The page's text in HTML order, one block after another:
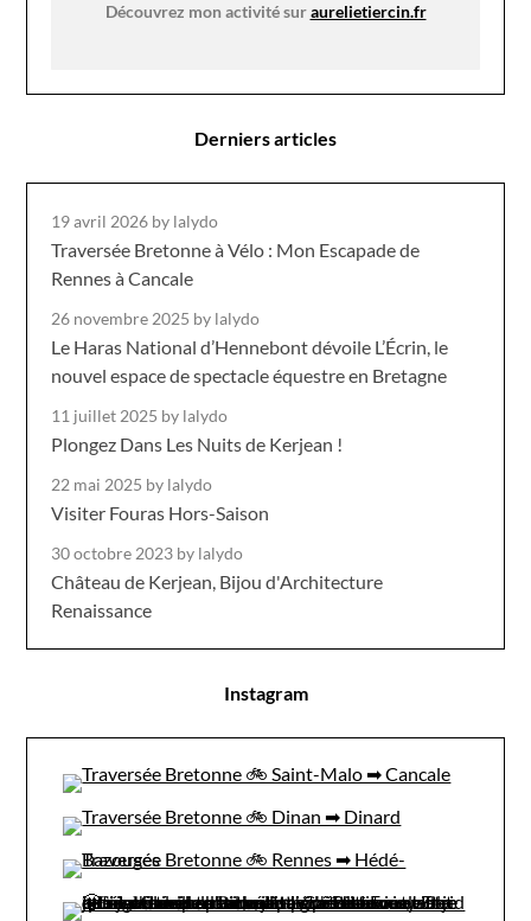
Découvrez mon activité suraurelietiercin.fr
Derniers articles
19 avril 2026 by lalydo
Traversée Bretonne à Vélo : Mon Escapade de
Rennes à Cancale
26 novembre 2025 by lalydo
Le Haras National d’Hennebont dévoile L’Écrin, le
nouvel espace de spectacle équestre en Bretagne
11 juillet 2025 by lalydo
Plongez Dans Les Nuits de Kerjean !
22 mai 2025 by lalydo
Visiter Fouras Hors-Saison
30 octobre 2023 by lalydo
Château de Kerjean, Bijou d'Architecture
Renaissance
Instagram